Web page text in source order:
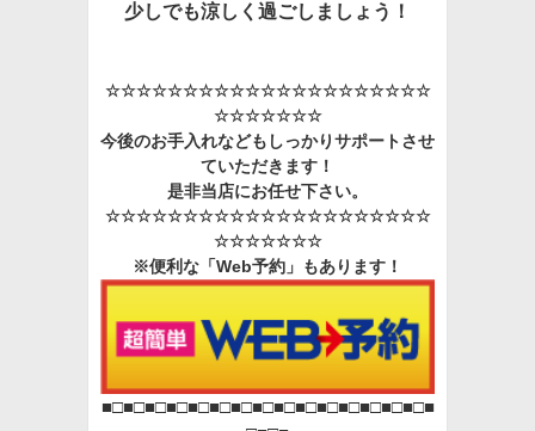
少しでも涼しく過ごしましょう！
☆☆☆☆☆☆☆☆☆☆☆☆☆☆☆☆☆☆☆☆☆
☆☆☆☆☆☆☆
今後のお手入れなどもしっかりサポートさせ
ていただきます！
是非当店にお任せ下さい。
☆☆☆☆☆☆☆☆☆☆☆☆☆☆☆☆☆☆☆☆☆
☆☆☆☆☆☆☆
※便利な「Web予約」もあります！
■□■□■□■□■□■□■□■□■□■□■□■□■□■□■□■